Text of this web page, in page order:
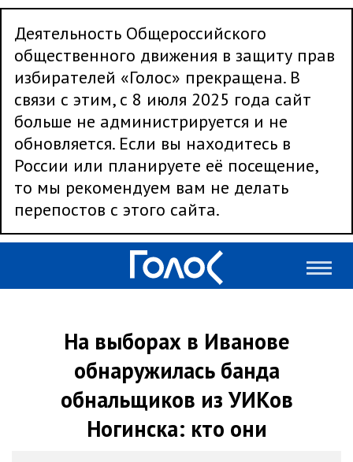
Деятельность Общероссийского
общественного движения в защиту прав
избирателей «Голос» прекращена. В
связи с этим, с 8 июля 2025 года сайт
больше не администрируется и не
обновляется. Если вы находитесь в
России или планируете её посещение,
то мы рекомендуем вам не делать
перепостов с этого сайта.
На выборах в Иванове
обнаружилась банда
обнальщиков из УИКов
Ногинска: кто они